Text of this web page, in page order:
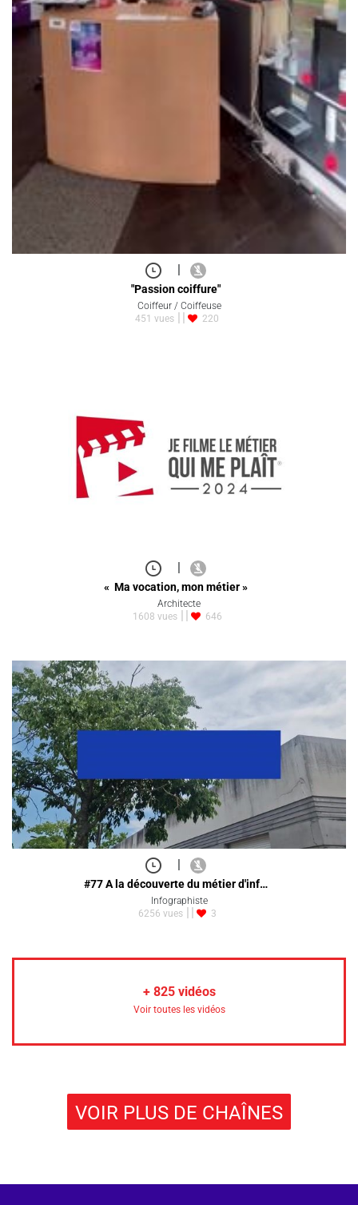
"Passion coiffure"
Coiffeur / Coiffeuse
451 vues
220
|
« Ma vocation, mon métier »
Architecte
1608 vues
646
#77 A la découverte du métier d'inf…
Infographiste
6256 vues
3
+ 825vidéos
Voir toutes les vidéos
VOIR PLUS DE CHAÎNES